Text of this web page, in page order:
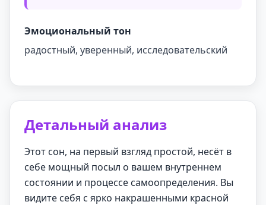
Эмоциональный тон
радостный, уверенный, исследовательский
Детальный анализ
Этот сон, на первый взгляд простой, несёт в
себе мощный посыл о вашем внутреннем
состоянии и процессе самоопределения. Вы
видите себя с ярко накрашенными красной